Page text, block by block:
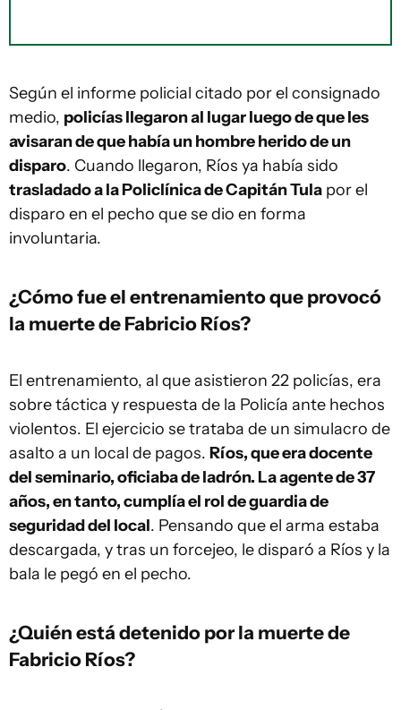
Según el informe policial citado por el consignado
medio, policías llegaron al lugar luego de que les
avisaran de que había un hombre herido de un
disparo. Cuando llegaron, Ríos ya había sido
trasladado a la Policlínica de Capitán Tula por el
disparo en el pecho que se dio en forma
involuntaria.
¿Cómo fue el entrenamiento que provocó
la muerte de Fabricio Ríos?
El entrenamiento, al que asistieron 22 policías, era
sobre táctica y respuesta de la Policía ante hechos
violentos. El ejercicio se trataba de un simulacro de
asalto a un local de pagos. Ríos, que era docente
del seminario, oficiaba de ladrón. La agente de 37
años, en tanto, cumplía el rol de guardia de
seguridad del local. Pensando que el arma estaba
descargada, y tras un forcejeo, le disparó a Ríos y la
bala le pegó en el pecho.
¿Quién está detenido por la muerte de
Fabricio Ríos?